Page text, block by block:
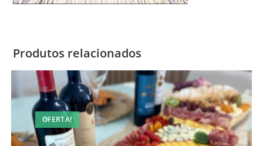
Produtos relacionados
OFERTA!